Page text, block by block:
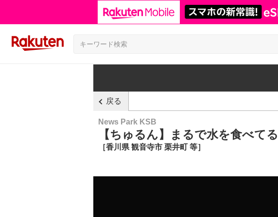
戻る
News Park KSB
【ちゅるん】まるで水を食べて
［香川県 観音寺市 栗井町 等］